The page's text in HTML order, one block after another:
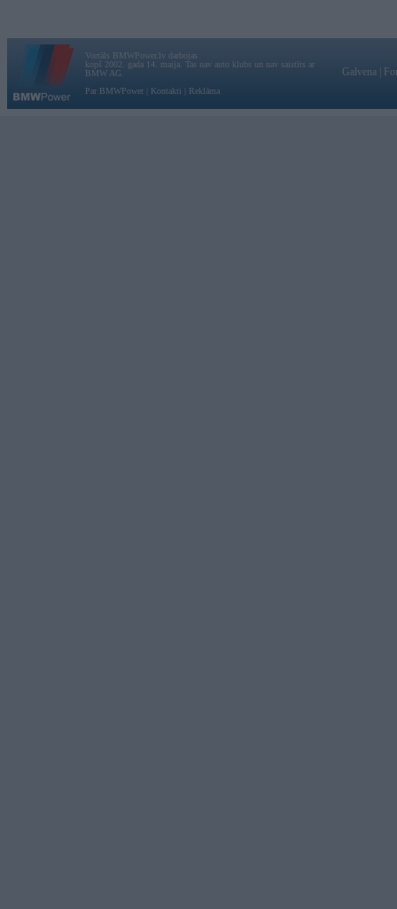
Vortāls BMWPower.lv darbojas
kopš 2002. gada 14. maija. Tas nav auto klubs un nav saistīts ar
BMW AG.
Par BMWPower
Kontakti Reklāma
Galvena